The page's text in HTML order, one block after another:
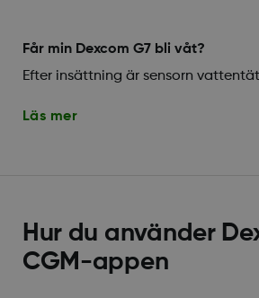
Får min Dexcom G7 bli våt?
Efter insättning är sensorn
Läs mer
Hur du använder
CGM-appen